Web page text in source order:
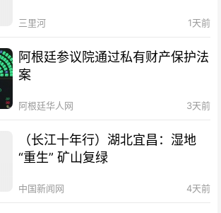
三里河 1天前
阿根廷参议院通过私有财产保护法
案
阿根廷华人网 3天前
（长江十年行）湖北宜昌：湿地
“重生” 矿山复绿
中国新闻网 4天前